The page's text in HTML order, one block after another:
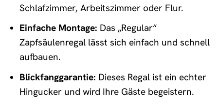
Schlafzimmer, Arbeitszimmer oder Flur.
Einfache Montage: Das „Regular“
Zapfsäulenregal lässt sich einfach und schnell
aufbauen.
Blickfanggarantie: Dieses Regal ist ein echter
Hingucker und wird Ihre Gäste begeistern.